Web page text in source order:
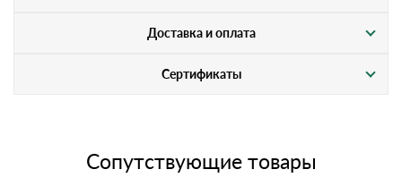
Доставка и оплата
Сертификаты
Сопутствующие товары